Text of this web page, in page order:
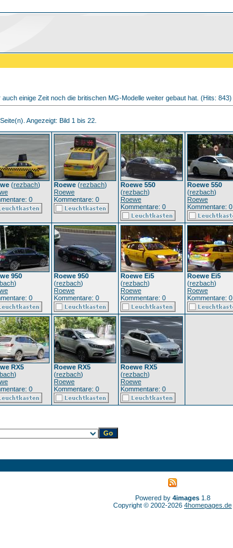
einige Zeit noch die britischen MG-Modelle weiter gebaut hat. (Hits: 843)
Angezeigt: Bild 1 bis 22.
(rezbach)
0
Roewe (rezbach)
Roewe
Kommentare: 0
Roewe 550
(rezbach)
Roewe
Kommentare: 0
Roewe 550
(rezbach)
Roewe
Kommentare: 0
950
)
0
Roewe 950
(rezbach)
Roewe
Kommentare: 0
Roewe Ei5
(rezbach)
Roewe
Kommentare: 0
Roewe Ei5
(rezbach)
Roewe
Kommentare: 0
RX5
)
0
Roewe RX5
(rezbach)
Roewe
Kommentare: 0
Roewe RX5
(rezbach)
Roewe
Kommentare: 0
Powered by 4images1.8
Copyright © 2002-2026 4homepages.de